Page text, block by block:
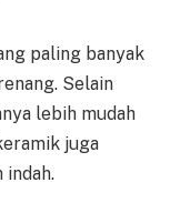
paling banyak
Selain
lebih mudah
juga
indah.